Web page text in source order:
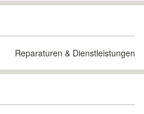
Reparaturen & Dienstleistungen